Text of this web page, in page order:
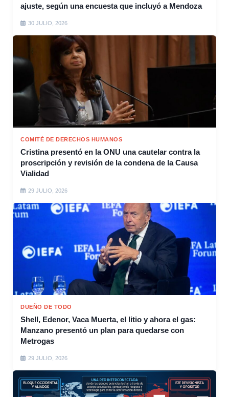
ajuste, según una encuesta que incluyó a Mendoza
30 JULIO, 2026
COMITÉ DE DERECHOS HUMANOS
Cristina presentó en la ONU una cautelar contra la
proscripción y revisión de la condena de la Causa
Vialidad
29 JULIO, 2026
DUEÑO DE TODO
Shell, Edenor, Vaca Muerta, el litio y ahora el gas:
Manzano presentó un plan para quedarse con
Metrogas
29 JULIO, 2026